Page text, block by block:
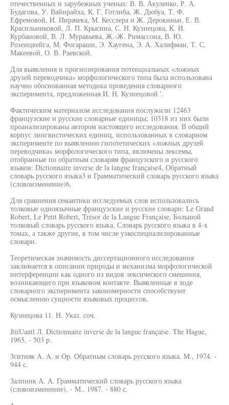
отечественных и зарубежных ученых: В. В. Акуленко, Р. А.
Будагова, У. Вайнрайха, К. Г. Готлнба, Ж. Дюбуа, Т. Ф.
Ефремовой, И. Иирачека, М. Кесслера и Ж. Дерокнньи, Е. В.
Краснльниковой, Л. П. Крысина, С. Н. Кузнецова, К. И.
Курбановой, В. Л. Муравьева, Ж.-Ж. Римассона, В. Ю.
Розенцвейга, М. Фогараши, Э. Хаугена, Э. А. Халифман, Т. С.
Макеевой, О. В. Раевской.
Для выявления и прогнозирования потенциальных «ложных
друзей переводчика» морфологического типа была использована
научно обоснованная методика проведения словарного
эксперимента, предложенная И. Н. Кузнецовой '.
Фактическим материалом исследования послужили 12463
французские и русские словарные единицы; 10318 из них были
проанализированы автором настоящего исследования. В общий
корпус лингвистических единиц, использованных в словарном
эксперименте по выявлению гипотетических «ложных друзей
переводчика» морфологического типа, включены лексемы,
отобранные по обратным словарям французского и русского
языков: Dictionnaire inverse de la langue française4, Обратный
словарь русского языка3 и Грамматический словарь русского языка
(словоизменение)6.
Для сравнения семантики исследуемых слов использовались
толковые одноязычные французские и русские словари: Le Grand
Robert, Le Petit Robert, Trésor de la Langue Française, Большой
толковый словарь русского языка, Словарь русского языка в 4-х
томах, а также другие, в том числе узкоспециализированные
словари.
Теоретическая значимость диссертационного исследования
заключается в описании природы и механизма морфологической
интерференции как одного из видов лексического смешения,
возникающего при языковом контакте. Выявленные в ходе
словарного эксперимента закономерности способствуют
осмыслению сущности языковых процессов,
Кузнецова 11. Н. Указ. соч.
JiiiUantl Л. Dictionnaire inverse de la langue française. The Hague,
1965. - 503 p.
Зситняк A. A. и Op. Обратным словарь русского языка. M., 1974. -
944 с.
Залпинк А. А. Грамматический словарь русского языка
(словоизменение). - М.. 1987. - 880 с.